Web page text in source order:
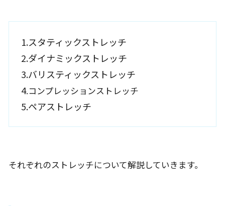
1.スタティックストレッチ
2.ダイナミックストレッチ
3.バリスティックストレッチ
4.コンプレッションストレッチ
5.ペアストレッチ
それぞれのストレッチについて解説していきます。